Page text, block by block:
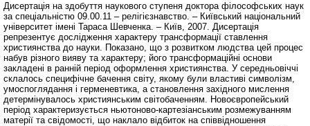
Дисертація на здобуття наукового ступеня доктора філософських наук
за спеціальністю 09.00.11 – релігієзнавство. – Київський національний
університет імені Тараса Шевченка. – Київ, 2007. Дисертація
репрезентує дослідження характеру трансформації ставлення
християнства до науки. Показано, що з розвитком людства цей процес
набув різного вияву та характеру; його трансформаційні основи
закладені в ранній період оформлення християнства. У середньовіччі
склалось специфічне бачення світу, якому були властиві символізм,
умоспоглядання і герменевтика, а становлення західного мислення
детермінувалось християнським світобаченням. Новоєвропейський
період характеризується ньютоново-картезіанським розмежуванням
матерії та свідомості, що наклало відбиток на співвідношення